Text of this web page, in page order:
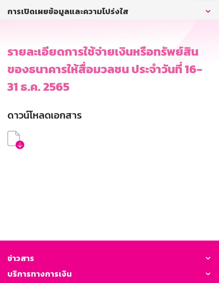
บริการออนไลน์
GSB Society
การเปิดเผยข้อมูลและความโปร่งใส
รายละเอียดการใช้จ่ายเงินหรือทรัพย์สิน
ของธนาคารให้สื่อมวลชน ประจำวันที่ 16-
31 ธ.ค. 2565
ดาวน์โหลดเอกสาร
ข่าวสาร
บริการทางการเงิน